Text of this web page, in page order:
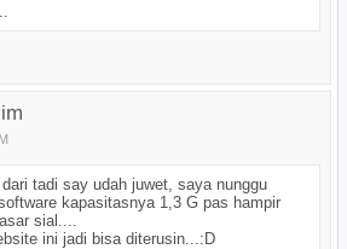
tadi say udah juwet, saya nunggu
kapasitasnya 1,3 G pas hampir
sial....
ini jadi bisa diterusin...:D